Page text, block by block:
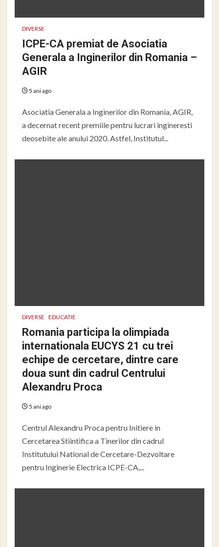
DIVERSE
ICPE-CA premiat de Asociatia
Generala a Inginerilor din Romania –
AGIR
5 ani ago
Asociatia Generala a Inginerilor din Romania, AGIR,
a decernat recent premiile pentru lucrari ingineresti
deosebite ale anului 2020. Astfel, Institutul...
DIVERSE EDUCATIE
Romania participa la olimpiada
internationala EUCYS 21 cu trei
echipe de cercetare, dintre care
doua sunt din cadrul Centrului
Alexandru Proca
5 ani ago
Centrul Alexandru Proca pentru Initiere in
Cercetarea Stiintifica a Tinerilor din cadrul
Institutului National de Cercetare-Dezvoltare
pentru Inginerie Electrica ICPE-CA,...